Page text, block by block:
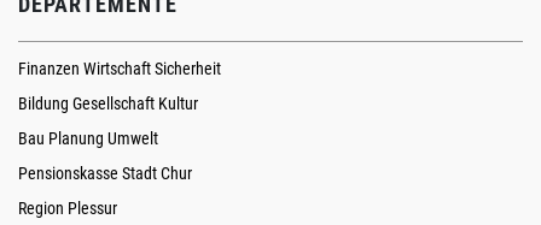
Finanzen Wirtschaft Sicherheit
Bildung Gesellschaft Kultur
Bau Planung Umwelt
Pensionskasse Stadt Chur
Region Plessur